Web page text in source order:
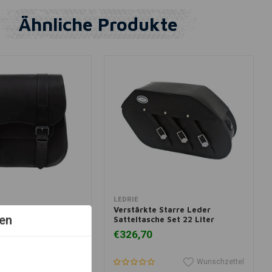
Ähnliche Produkte
legen In den Warenkorb legen
LEDRIE
Verstärkte Starre Leder
Satteltasche Set 22 Liter
€326,70
Wunschzettel